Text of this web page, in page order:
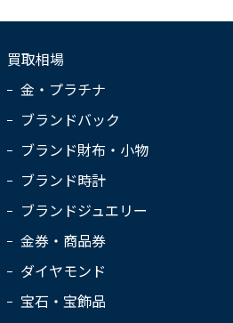
買取相場
金・プラチナ
ブランドバック
ブランド財布・小物
ブランド時計
ブランドジュエリー
金券・商品券
ダイヤモンド
宝石・宝飾品